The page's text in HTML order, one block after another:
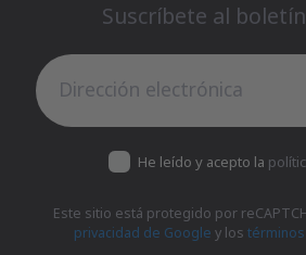
Suscríbete al
He leído y acepto la
Este sitio está protegido por
privacidad de Google y los